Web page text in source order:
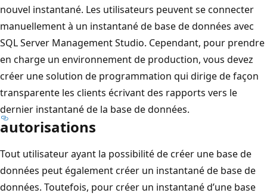
nouvel instantané. Les utilisateurs peuvent se connecter
manuellement à un instantané de base de données avec
SQL Server Management Studio. Cependant, pour prendre
en charge un environnement de production, vous devez
créer une solution de programmation qui dirige de façon
transparente les clients écrivant des rapports vers le
dernier instantané de la base de données.
autorisations
Tout utilisateur ayant la possibilité de créer une base de
données peut également créer un instantané de base de
données. Toutefois, pour créer un instantané d’une base